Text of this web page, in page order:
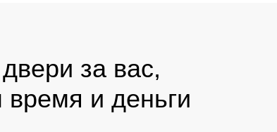
за вас,
и деньги